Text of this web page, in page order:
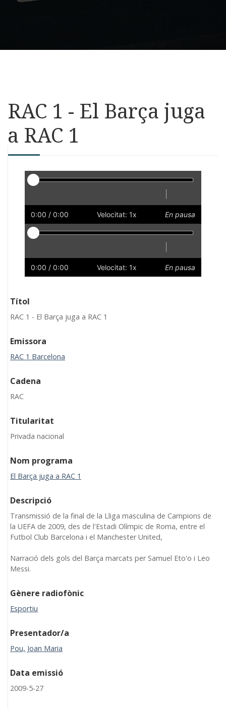
RAC 1 - El Barça juga
a RAC 1
Reproductor
Lent
0:00 / 0:00 Velocitat: 1x En pausa
Reproductor
Lent
0:00 / 0:00 Velocitat: 1x En pausa
Títol
RAC 1 - El Barça juga a RAC 1
Emissora
RAC 1 Barcelona
Cadena
RAC
Titularitat
Privada nacional
Nom programa
El Barça juga a RAC 1
Descripció
Transmissió de la final de la Lliga masculina de Campions de
la UEFA de 2009, des de l'Estadi Olímpic de Roma, entre el
Futbol Club Barcelona i el Manchester United,
Narració dels gols del Barça marcats per Samuel Eto'o i Leo
Messi.
Gènere radiofònic
Esportiu
Presentador/a
Pou, Joan Maria
Data emissió
2009-5-27